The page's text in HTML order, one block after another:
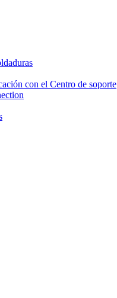
con el Centro de soporte